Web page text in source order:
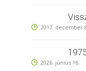
2017. december
2026. június 16.